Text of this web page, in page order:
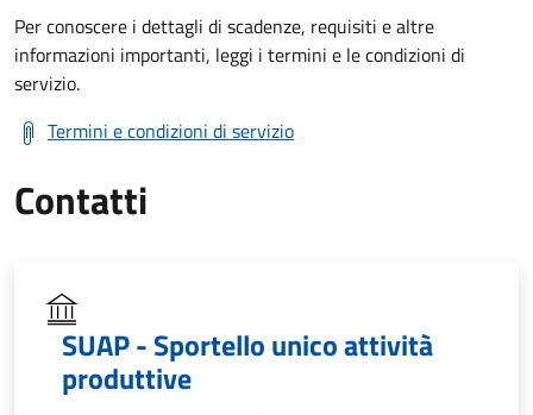
Per conoscere i dettagli di scadenze, requisiti e altre
informazioni importanti, leggi i termini e le condizioni di
servizio.
Termini e condizioni di servizio
Contatti
SUAP - Sportello unico attività
produttive